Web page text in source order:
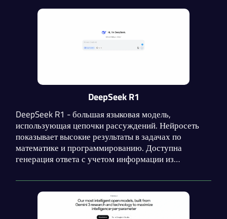
DeepSeek R1
DeepSeek R1 - большая языковая модель,
использующая цепочки рассуждений. Нейросеть
показывает высокие результаты в задачах по
математике и программированию. Доступна
генерация ответа с учетом информации из
OpenAI, но намного дешевле.